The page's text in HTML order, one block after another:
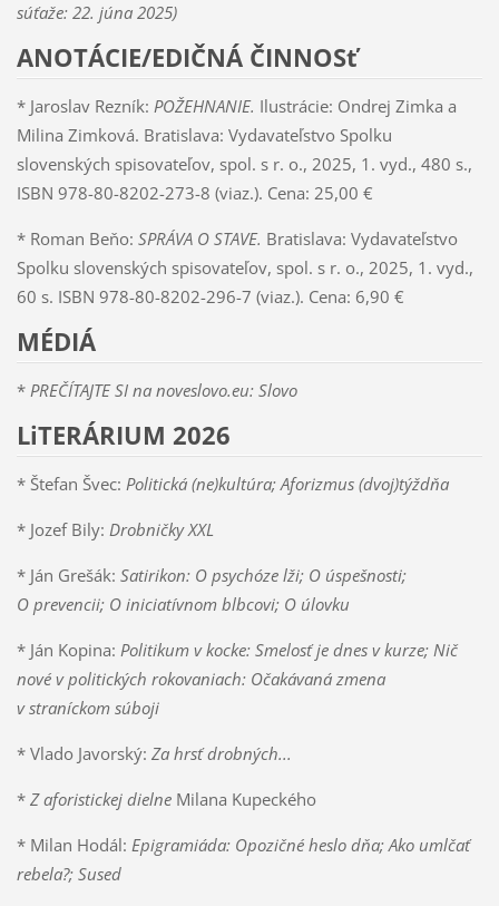
súťaže: 22. júna 2025)
ANOTÁCIE/EDIČNÁ ČINNOSť
* Jaroslav Rezník: POŽEHNANIE. Ilustrácie: Ondrej Zimka a
Milina Zimková. Bratislava: Vydavateľstvo Spolku
slovenských spisovateľov, spol. s r. o., 2025, 1. vyd., 480 s.,
ISBN 978-80-8202-273-8 (viaz.). Cena: 25,00 €
* Roman Beňo: SPRÁVA O STAVE. Bratislava: Vydavateľstvo
Spolku slovenských spisovateľov, spol. s r. o., 2025, 1. vyd.,
60 s. ISBN 978-80-8202-296-7 (viaz.). Cena: 6,90 €
MÉDIÁ
* PREČÍTAJTE SI na noveslovo.eu: Slovo
LiTERÁRIUM 2026
* Štefan Švec: Politická (ne)kultúra; Aforizmus (dvoj)týždňa
* Jozef Bily: Drobničky XXL
* Ján Grešák: Satirikon: O psychóze lži; O úspešnosti;
O prevencii; O iniciatívnom blbcovi; O úlovku
* Ján Kopina: Politikum v kocke: Smelosť je dnes v kurze; Nič
nové v politických rokovaniach: Očakávaná zmena
v straníckom súboji
* Vlado Javorský: Za hrsť drobných...
* Z aforistickej dielne Milana Kupeckého
* Milan Hodál: Epigramiáda: Opozičné heslo dňa; Ako umlčať
rebela?; Sused